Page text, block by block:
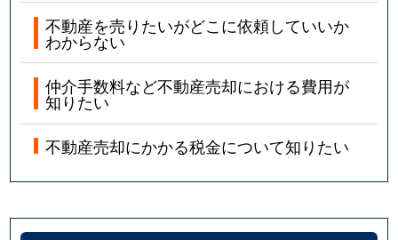
不動産を売りたいがどこに依頼していいか
わからない
仲介手数料など不動産売却における費用が
知りたい
不動産売却にかかる税金について知りたい